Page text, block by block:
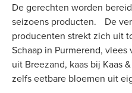
De gerechten worden
seizoens producten. De
producenten strekt zich uit
Schaap in Purmerend,
uit Breezand, kaas bij Kaas
zelfs eetbare bloemen uit